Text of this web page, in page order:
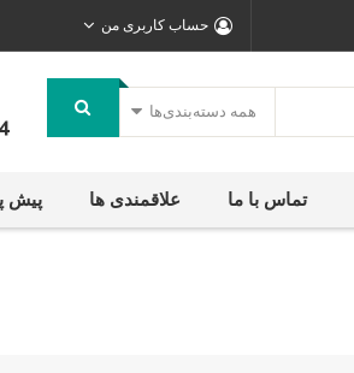
حساب کاربری من
همه دسته‌بندی‌ها
تماس با ما علاقمندی ها پیش